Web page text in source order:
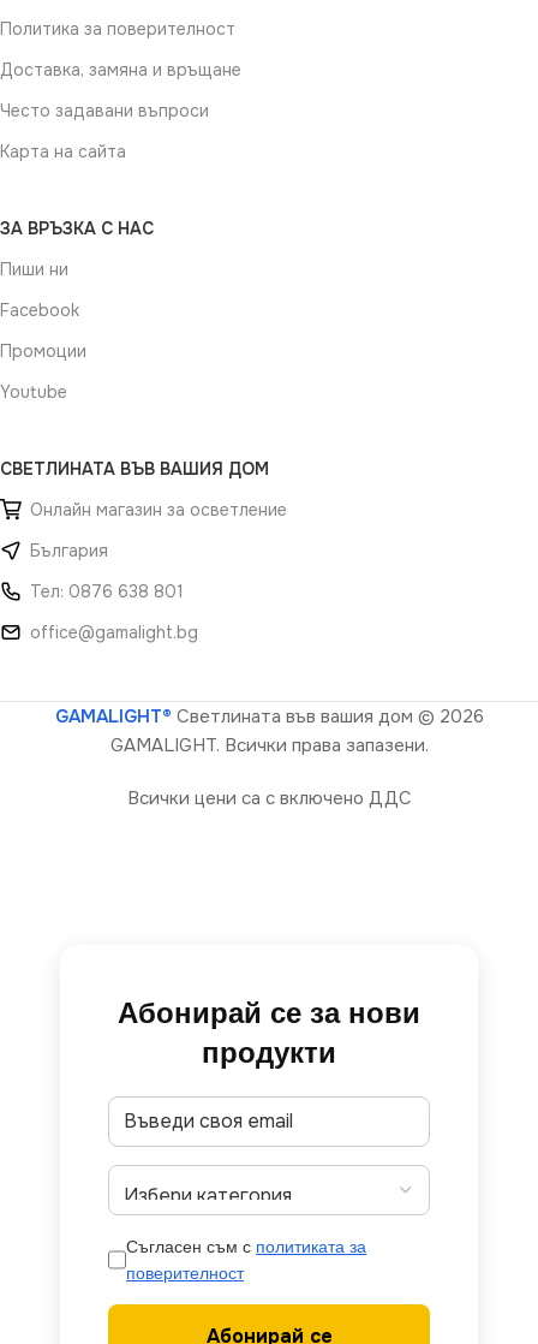
Политика за поверителност
Доставка, замяна и връщане
Често задавани въпроси
Карта на сайта
ЗА ВРЪЗКА С НАС
Пиши ни
Facebook
Промоции
Youtube
СВЕТЛИНАТА ВЪВ ВАШИЯ ДОМ
Онлайн магазин за осветление
България
Тел: 0876 638 801
office@gamalight.bg
GAMALIGHT® Светлината във вашия дом © 2026
GAMALIGHT. Всички права запазени.
Всички цени са с включено ДДС
Абонирай се за нови
продукти
Съгласен съм с политиката за
поверителност
Абонирай се